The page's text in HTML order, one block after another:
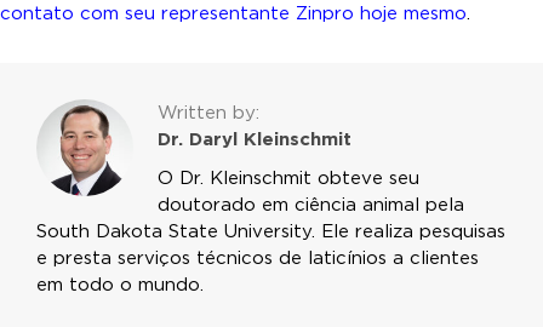
contato com seu representante Zinpro hoje mesmo.
Written by:
Dr. Daryl Kleinschmit
O Dr. Kleinschmit obteve seu
doutorado em ciência animal pela
South Dakota State University. Ele realiza pesquisas
e presta serviços técnicos de laticínios a clientes
em todo o mundo.